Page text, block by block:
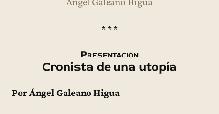
* * *
Presentación
Cronista de una utopía
Por Ángel Galeano Higua